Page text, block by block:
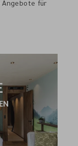
Angebote für